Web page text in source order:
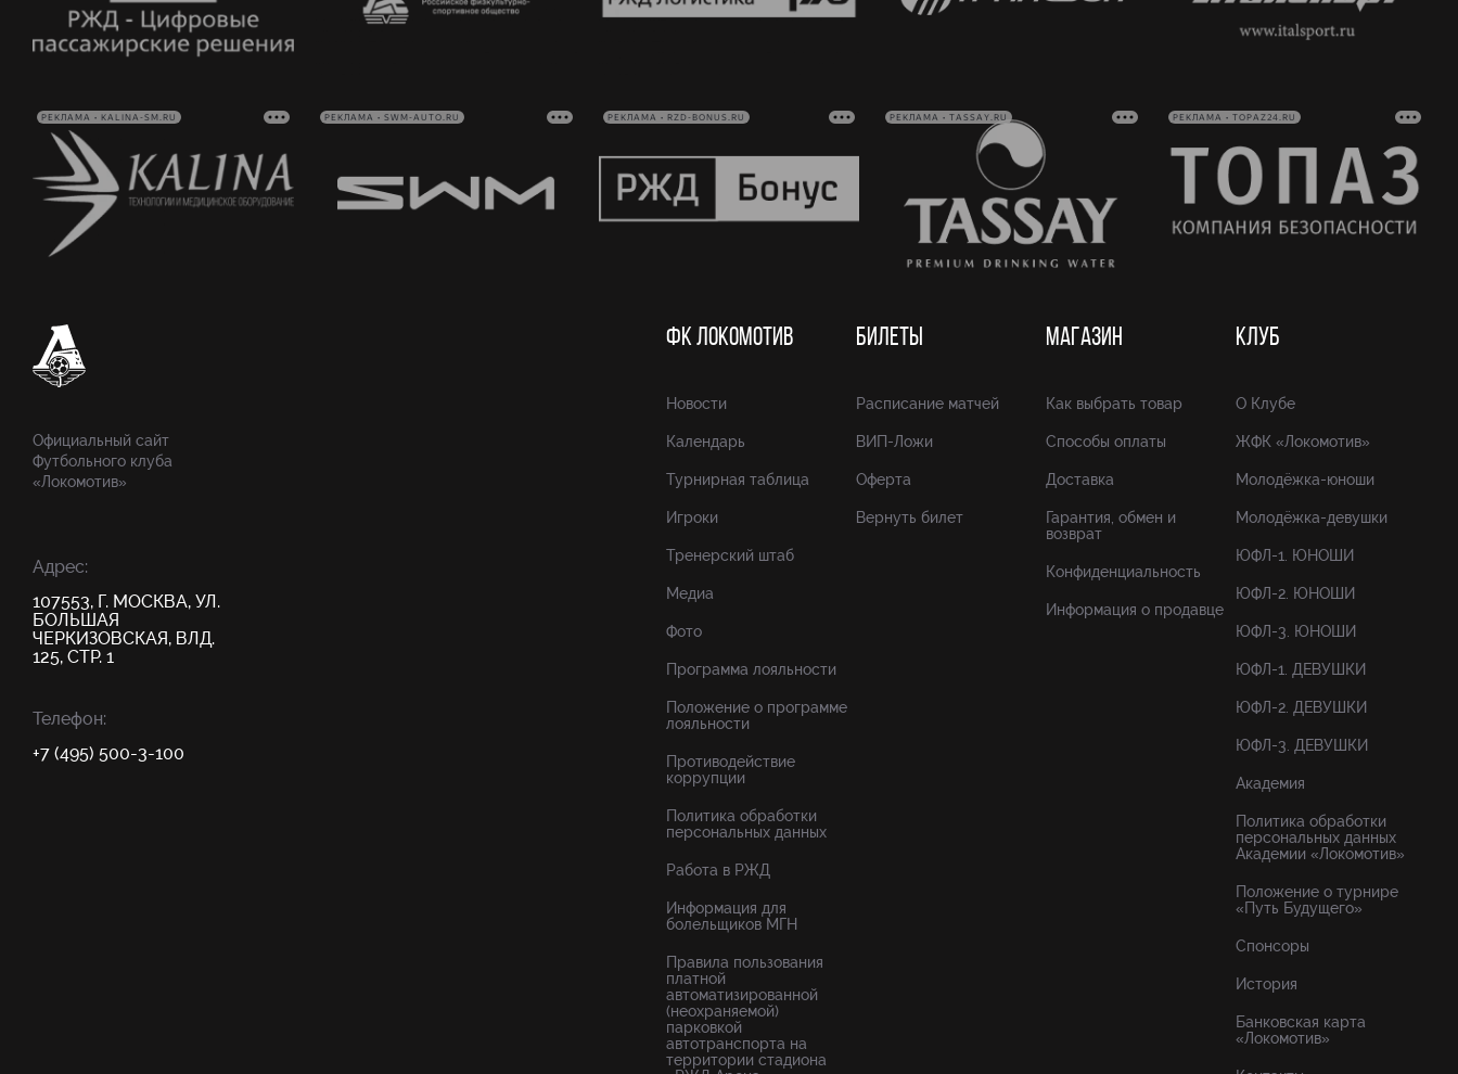
РЕКЛАМА • KALINA-SM.RU РЕКЛАМА • SWM-AUTO.RU РЕКЛАМА • RZD-BONUS.RU РЕКЛАМА • TASSAY.RU РЕКЛАМА • TOPAZ24.RU
Официальный сайт
Футбольного клуба
«Локомотив»
Адрес:
107553, Г. МОСКВА, УЛ.
БОЛЬШАЯ
ЧЕРКИЗОВСКАЯ, ВЛД.
125, СТР. 1
Телефон:
+7 (495) 500-3-100
ФК ЛОКОМОТИВ
Новости
Календарь
Турнирная таблица
Игроки
Тренерский штаб
Медиа
Фото
Программа лояльности
Положение о программе
лояльности
Противодействие
коррупции
Политика обработки
персональных данных
Работа в РЖД
Информация для
болельщиков МГН
Правила пользования
платной
автоматизированной
(неохраняемой)
парковкой
автотранспорта на
территории стадиона
БИЛЕТЫ
Расписание матчей
ВИП-Ложи
Оферта
Вернуть билет
МАГАЗИН
Как выбрать товар
Способы оплаты
Доставка
Гарантия, обмен и
возврат
Конфиденциальность
Информация о продавце
КЛУБ
О Клубе
ЖФК «Локомотив»
Молодёжка-юноши
Молодёжка-девушки
ЮФЛ-1. ЮНОШИ
ЮФЛ-2. ЮНОШИ
ЮФЛ-3. ЮНОШИ
ЮФЛ-1. ДЕВУШКИ
ЮФЛ-2. ДЕВУШКИ
ЮФЛ-3. ДЕВУШКИ
Академия
Политика обработки
персональных данных
Академии «Локомотив»
Положение о турнире
«Путь Будущего»
Спонсоры
История
Банковская карта
«Локомотив»